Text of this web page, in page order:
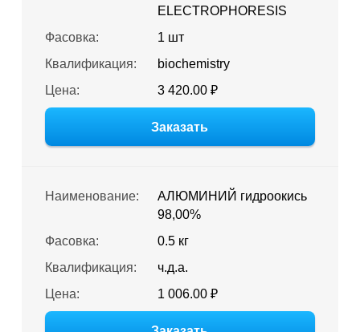
ELECTROPHORESIS
Фасовка:
1 шт
Квалификация:
biochemistry
Цена:
3 420.00 ₽
Заказать
Наименование:
АЛЮМИНИЙ гидроокись
98,00%
Фасовка:
0.5 кг
Квалификация:
ч.д.а.
Цена:
1 006.00 ₽